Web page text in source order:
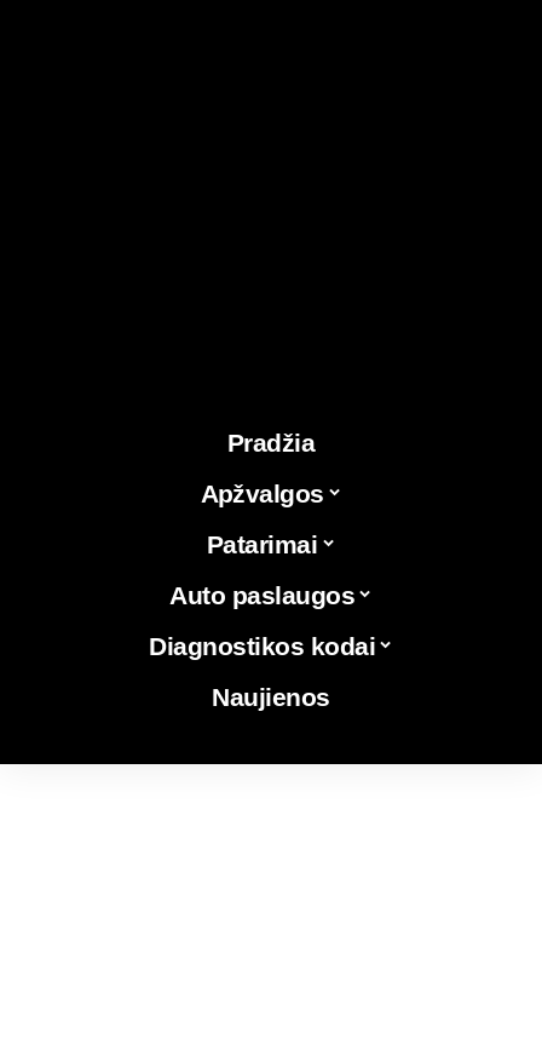
Pradžia
Apžvalgos
Patarimai
Auto paslaugos
Diagnostikos kodai
Naujienos